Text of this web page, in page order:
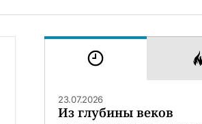
23.07.2026
Из глубины веков